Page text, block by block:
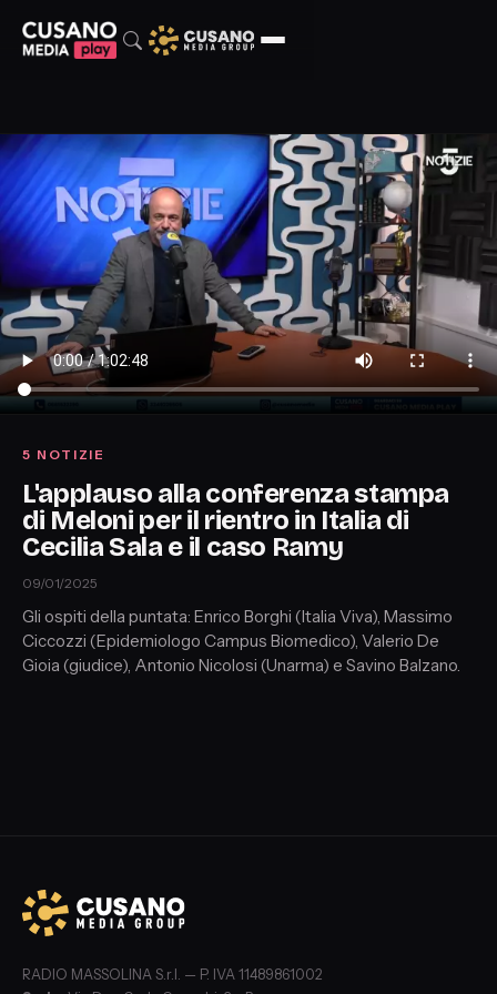
5 NOTIZIE
L'applauso alla conferenza stampa
di Meloni per il rientro in Italia di
Cecilia Sala e il caso Ramy
09/01/2025
Gli ospiti della puntata: Enrico Borghi (Italia Viva), Massimo
Ciccozzi (Epidemiologo Campus Biomedico), Valerio De
Gioia (giudice), Antonio Nicolosi (Unarma) e Savino Balzano.
RADIO MASSOLINA S.r.l. — P. IVA 11489861002